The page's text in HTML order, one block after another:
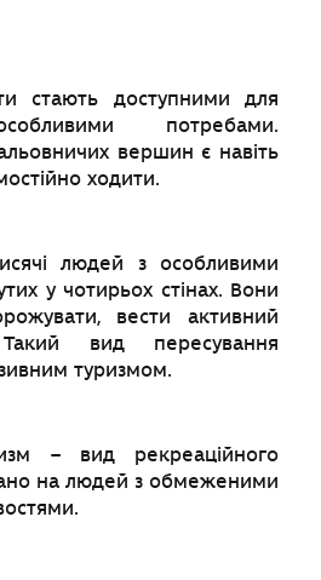
стають доступними для
потребами.
вершин є навіть
ходити.
людей з особливими
у чотирьох стінах. Вони
вести активний
вид пересування
туризмом.
– вид рекреаційного
на людей з обмеженими